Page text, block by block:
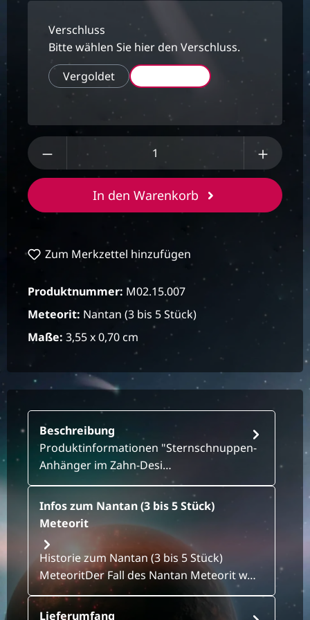
Verschluss
Bitte wählen Sie hier den Verschluss.
Vergoldet
Produkt Anzahl: Gib den gewünschten
In den Warenkorb
Zum Merkzettel hinzufügen
Produktnummer: M02.15.007
Meteorit: Nantan (3 bis 5 Stück)
Maße: 3,55 x 0,70 cm
Beschreibung
Produktinformationen "Sternschnuppen-
Anhänger im Zahn-Desi…
Infos zum Nantan (3 bis 5 Stück)
Meteorit
Historie zum Nantan (3 bis 5 Stück)
MeteoritDer Fall des Nantan Meteorit w…
Lieferumfang